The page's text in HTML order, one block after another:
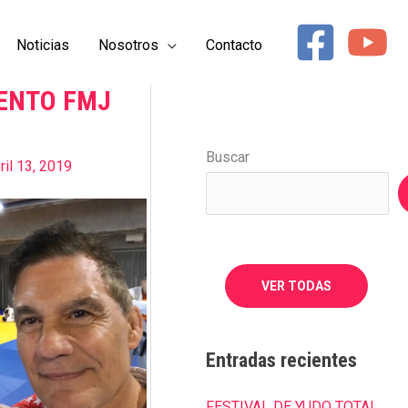
Noticias Nosotros Contacto
FMJ
13, 2019
Buscar
VER TODAS
Entradas recientes